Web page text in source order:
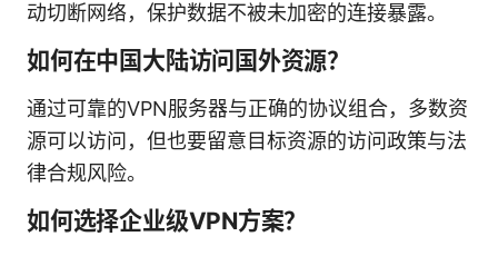
动切断网络，保护数据不被未加密的连接暴露。
如何在中国大陆访问国外资源？
通过可靠的VPN服务器与正确的协议组合，多数资
源可以访问，但也要留意目标资源的访问政策与法
律合规风险。
如何选择企业级VPN方案？